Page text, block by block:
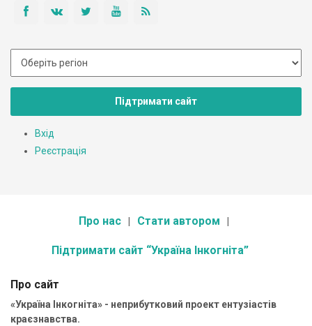
Підтримати сайт
Вхід
Реєстрація
Про нас Стати автором
Підтримати сайт “Україна Інкогніта”
Про сайт
«Україна Інкогніта» - неприбутковий проект ентузіастів
краєзнавства.